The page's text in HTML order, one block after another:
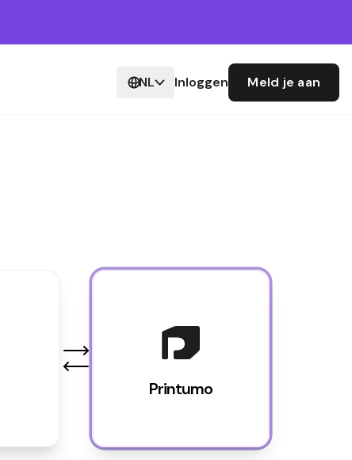
NL Inloggen Meld je aan
Printumo